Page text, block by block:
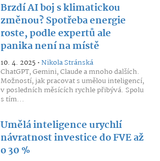
Brzdí AI boj s klimatickou
změnou? Spotřeba energie
roste, podle expertů ale
panika není na místě
10. 4. 2025 •Nikola Stránská
ChatGPT, Gemini, Claude a mnoho dalších.
Možností, jak pracovat s umělou inteligencí,
v posledních měsících rychle přibývá. Spolu
s tím...
Umělá inteligence urychlí
návratnost investice do FVE až
o 30 %